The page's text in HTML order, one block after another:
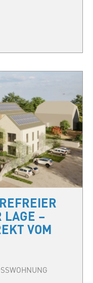
LAGE –
VOM